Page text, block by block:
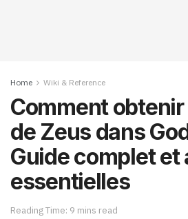
Home Wiki & Reference
Comment obtenir
de Zeus dans
Guide complet et
essentielles
Reading Time: 9 mins read